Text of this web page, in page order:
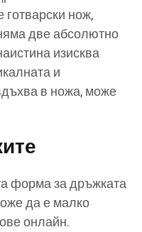
нож,
две абсолютно
изисква
и
в ножа, може
форма за дръжката
да е малко
онлайн.